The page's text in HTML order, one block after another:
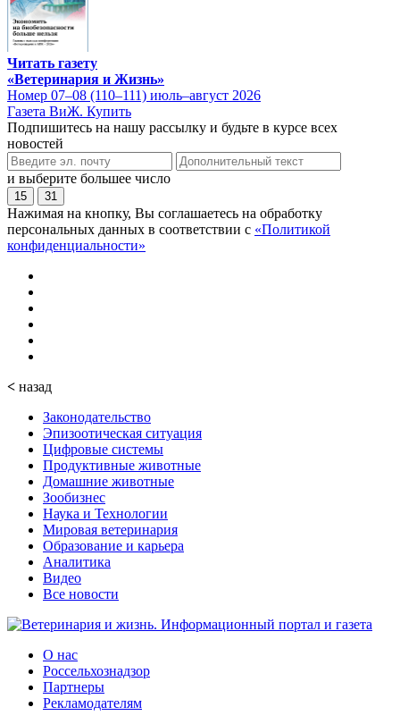
Читать газету
«Ветеринария и Жизнь»
Номер 07–08 (110–111) июль–август 2026
Газета ВиЖ. Купить
Подпишитесь на нашу рассылку и будьте в курсе всех
новостей
и выберите большее число
15 31
Нажимая на кнопку, Вы соглашаетесь на обработку
персональных данных в соответствии с «Политикой
конфиденциальности»
< назад
Законодательство
Эпизоотическая ситуация
Цифровые системы
Продуктивные животные
Домашние животные
Зообизнес
Наука и Технологии
Мировая ветеринария
Образование и карьера
Аналитика
Видео
Все новости
О нас
Россельхознадзор
Партнеры
Рекламодателям